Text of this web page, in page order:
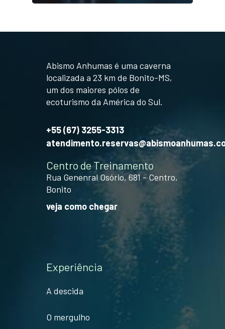
Abismo Anhumas é uma caverna
localizada a 23 km de Bonito-MS,
um dos maiores pólos de
ecoturismo da América do Sul.
+55 (67) 3255-3313
Centro de Treinamento
Rua Genenral Osório, 681 - Centro,
Bonito
veja como chegar
Experiência
A descida
O mergulho